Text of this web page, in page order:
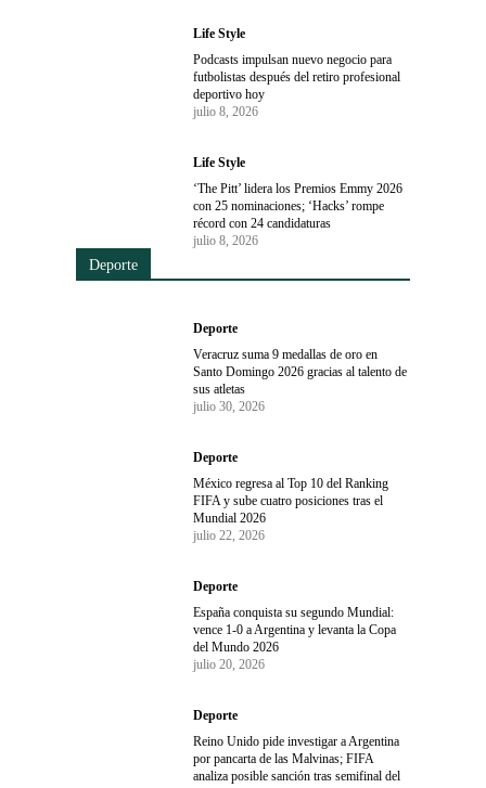
Life Style
Podcasts impulsan nuevo negocio para
futbolistas después del retiro profesional
deportivo hoy
julio 8, 2026
Life Style
‘The Pitt’ lidera los Premios Emmy 2026
con 25 nominaciones; ‘Hacks’ rompe
récord con 24 candidaturas
julio 8, 2026
Deporte
Deporte
Veracruz suma 9 medallas de oro en
Santo Domingo 2026 gracias al talento de
sus atletas
julio 30, 2026
Deporte
México regresa al Top 10 del Ranking
FIFA y sube cuatro posiciones tras el
Mundial 2026
julio 22, 2026
Deporte
España conquista su segundo Mundial:
vence 1-0 a Argentina y levanta la Copa
del Mundo 2026
julio 20, 2026
Deporte
Reino Unido pide investigar a Argentina
por pancarta de las Malvinas; FIFA
analiza posible sanción tras semifinal del